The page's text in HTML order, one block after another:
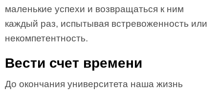
маленькие успехи и возвращаться к ним
каждый раз, испытывая встревоженность или
некомпетентность.
Вести счет времени
До окончания университета наша жизнь